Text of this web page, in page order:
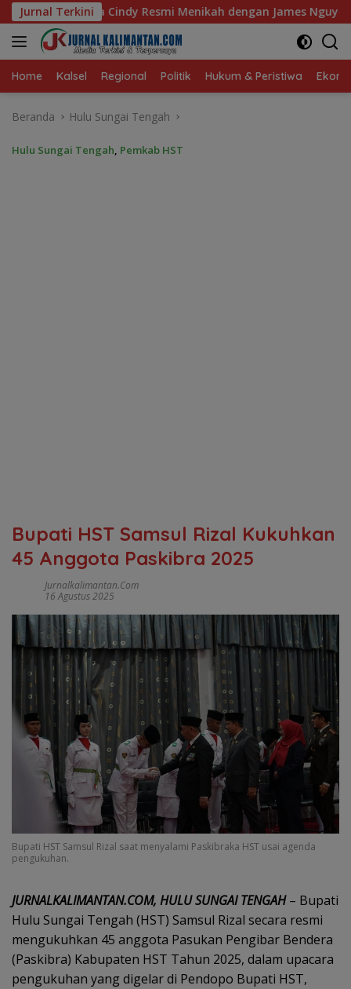
Langsung
ke
konten
Jurnal Terkini
Menikah dengan James Nguyen di Toronto
Home Kalsel Regional Politik Hukum & Peristiwa
Beranda Hulu Sungai Tengah
Hulu Sungai Tengah, Pemkab HST
Bupati HST Samsul Rizal Kukuhkan
45 Anggota Paskibra 2025
Jurnalkalimantan.com
16 Agustus 2025
Bupati HST Samsul Rizal saat menyalami Paskibraka HST usai agenda
pengukuhan.
JURNALKALIMANTAN.COM, HULU SUNGAI TENGAH– Bupati
Hulu Sungai Tengah (HST) Samsul Rizal secara resmi
mengukuhkan 45 anggota Pasukan Pengibar Bendera
(Paskibra) Kabupaten HST Tahun 2025, dalam upacara
pengukuhan yang digelar di Pendopo Bupati HST,